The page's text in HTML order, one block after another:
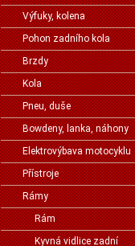
Výfuky, kolena
Pohon zadního kola
Brzdy
Kola
Pneu, duše
Bowdeny, lanka, náhony
Elektrovýbava motocyklu
Přístroje
Rámy
Rám
Kyvná vidlice zadní